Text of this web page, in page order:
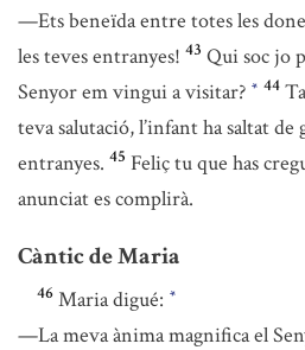
—Ets beneïda entre totes les
les teves entranyes! 43 Qui soc jo
Senyor em vingui a visitar? * 44
teva salutació, l’infant ha saltat de
entranyes. 45 Feliç tu que has
anunciat es complirà.
Càntic de Maria
46 Maria digué: *
—La meva ànima magnifica el